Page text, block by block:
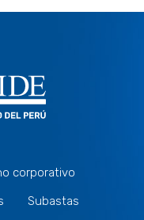
corporativo
Subastas